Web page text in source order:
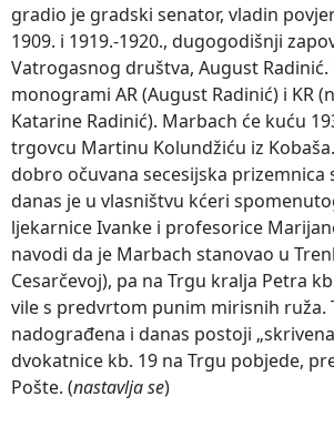
gradio je gradski senator, vladin
1909. i 1919.-1920., dugogodišnji
Vatrogasnog društva, August Radinić.
monogrami AR (August Radinić) i KR
Katarine Radinić). Marbach će kuću
trgovcu Martinu Kolundžiću iz
dobro očuvana secesijska prizemnica
danas je u vlasništvu kćeri
ljekarnice Ivanke i profesorice
navodi da je Marbach stanovao u
Cesarčevoj), pa na Trgu kralja Petra
vile s predvrtom punim mirisnih ruža.
nadograđena i danas postoji
dvokatnice kb. 19 na Trgu pobjede,
Pošte. (nastavlja se)